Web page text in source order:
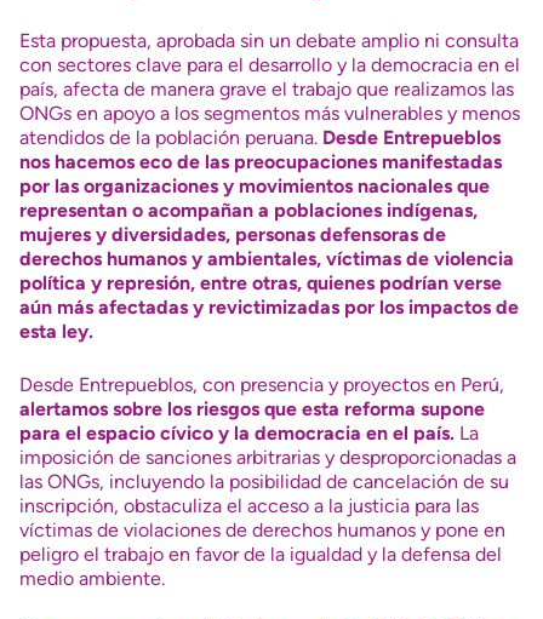
Esta propuesta, aprobada sin un debate amplio ni consulta
con sectores clave para el desarrollo y la democracia en el
país, afecta de manera grave el trabajo que realizamos las
ONGs en apoyo a los segmentos más vulnerables y menos
atendidos de la población peruana. Desde Entrepueblos
nos hacemos eco de las preocupaciones manifestadas
por las organizaciones y movimientos nacionales que
representan o acompañan a poblaciones indígenas,
mujeres y diversidades, personas defensoras de
derechos humanos y ambientales, víctimas de violencia
política y represión, entre otras, quienes podrían verse
aún más afectadas y revictimizadas por los impactos de
esta ley.
Desde Entrepueblos, con presencia y proyectos en Perú,
alertamos sobre los riesgos que esta reforma supone
para el espacio cívico y la democracia en el país. La
imposición de sanciones arbitrarias y desproporcionadas a
las ONGs, incluyendo la posibilidad de cancelación de su
inscripción, obstaculiza el acceso a la justicia para las
víctimas de violaciones de derechos humanos y pone en
peligro el trabajo en favor de la igualdad y la defensa del
medio ambiente.